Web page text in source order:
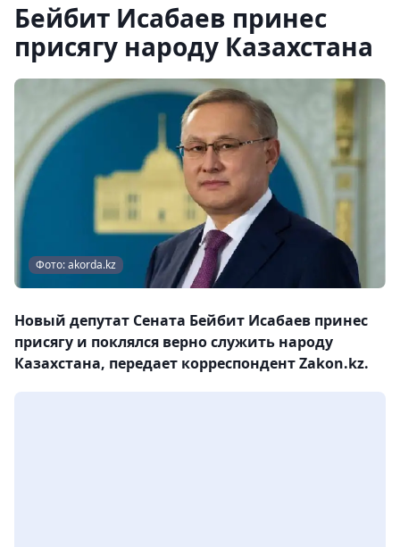
Бейбит Исабаев принес
присягу народу Казахстана
Фото: akorda.kz
Новый депутат Сената Бейбит Исабаев принес
присягу и поклялся верно служить народу
Казахстана, передает корреспондент Zakon.kz.